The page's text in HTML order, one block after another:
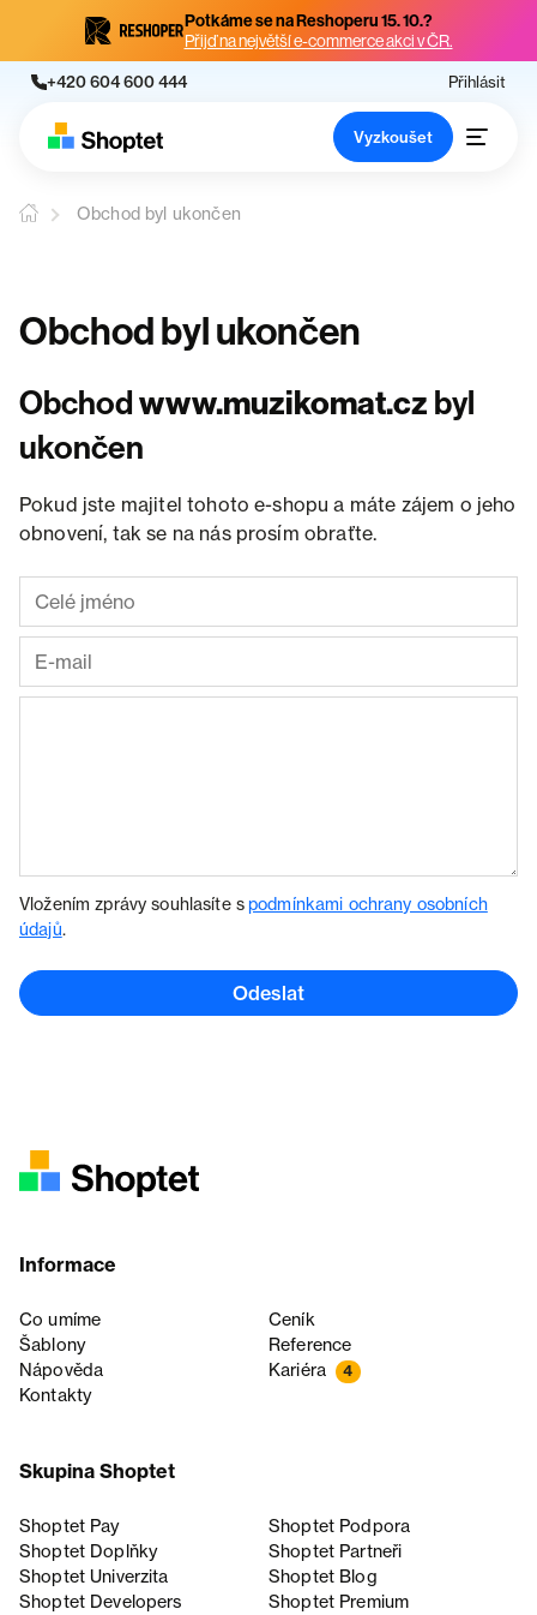
Potkáme se na Reshoperu 15. 10.?
Přijď na největší e-commerce akci v ČR.
+420 604 600 444 Přihlásit
Vyzkoušet
Obchod byl ukončen
Obchod byl ukončen
Obchodwww.muzikomat.cz byl
ukončen
Pokud jste majitel tohoto e-shopu a máte zájem o jeho
obnovení, tak se na nás prosím obraťte.
Vložením zprávy souhlasíte spodmínkami ochrany osobních
údajů.
Odeslat
Informace
Co umíme
Ceník
Šablony
Reference
Nápověda
Kariéra 4
Kontakty
Skupina Shoptet
Shoptet Pay
Shoptet Podpora
Shoptet Doplňky
Shoptet Partneři
Shoptet Univerzita
Shoptet Blog
Shoptet Developers
Shoptet Premium